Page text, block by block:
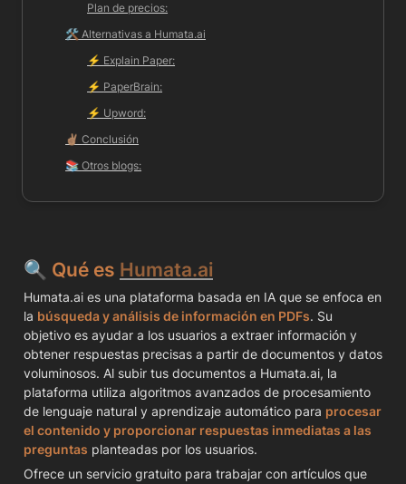
Plan de precios:
🛠️ Alternativas a Humata.ai
⚡️ Explain Paper:
⚡️ PaperBrain:
⚡️ Upword:
✌🏽 Conclusión
📚 Otros blogs:
🔍 Qué es Humata.ai
Humata.ai es una plataforma basada en IA que se enfoca en
la búsqueda y análisis de información en PDFs. Su
objetivo es ayudar a los usuarios a extraer información y
obtener respuestas precisas a partir de documentos y datos
voluminosos. Al subir tus documentos a Humata.ai, la
plataforma utiliza algoritmos avanzados de procesamiento
de lenguaje natural y aprendizaje automático para procesar
el contenido y proporcionar respuestas inmediatas a las
preguntas planteadas por los usuarios.
Ofrece un servicio gratuito para trabajar con artículos que